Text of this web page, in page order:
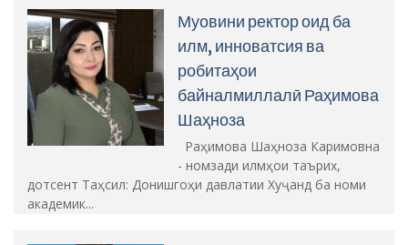
Муовини ректор оид ба
илм, инноватсия ва
робитаҳои
байналмиллалӣ Раҳимова
Шаҳноза
Раҳимова Шаҳноза Каримовна
- номзади илмҳои таърих,
дотсент Таҳсил: Донишгоҳи давлатии Хуҷанд ба номи
академик...